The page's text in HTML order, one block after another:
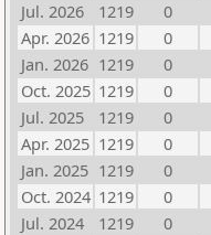
Jul. 2026
1219 0
Apr. 2026 1219 0
Jan. 2026 1219 0
Oct. 2025 1219 0
Jul. 2025
1219 0
Apr. 2025 1219 0
Jan. 2025 1219 0
Oct. 2024 1219 0
Jul. 2024
1219 0